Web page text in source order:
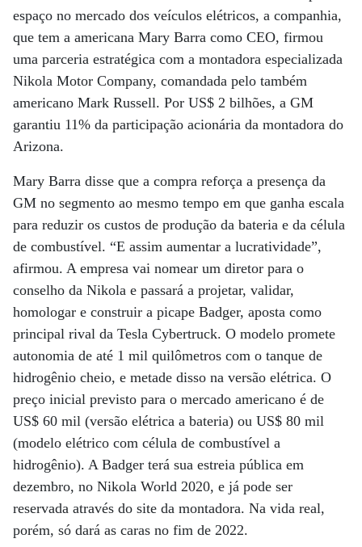
espaço no mercado dos veículos elétricos, a companhia,
que tem a americana Mary Barra como CEO, firmou
uma parceria estratégica com a montadora especializada
Nikola Motor Company, comandada pelo também
americano Mark Russell. Por US$ 2 bilhões, a GM
garantiu 11% da participação acionária da montadora do
Arizona.
Mary Barra disse que a compra reforça a presença da
GM no segmento ao mesmo tempo em que ganha escala
para reduzir os custos de produção da bateria e da célula
de combustível. “E assim aumentar a lucratividade”,
afirmou. A empresa vai nomear um diretor para o
conselho da Nikola e passará a projetar, validar,
homologar e construir a picape Badger, aposta como
principal rival da Tesla Cybertruck. O modelo promete
autonomia de até 1 mil quilômetros com o tanque de
hidrogênio cheio, e metade disso na versão elétrica. O
preço inicial previsto para o mercado americano é de
US$ 60 mil (versão elétrica a bateria) ou US$ 80 mil
(modelo elétrico com célula de combustível a
hidrogênio). A Badger terá sua estreia pública em
dezembro, no Nikola World 2020, e já pode ser
reservada através do site da montadora. Na vida real,
porém, só dará as caras no fim de 2022.